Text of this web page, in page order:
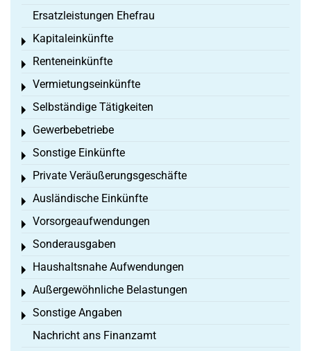
Ersatzleistungen Ehefrau
Kapitaleinkünfte
Toggle menu
Renteneinkünfte
Toggle menu
Vermietungseinkünfte
Toggle menu
Selbständige Tätigkeiten
Toggle menu
Gewerbebetriebe
Toggle menu
Sonstige Einkünfte
Toggle menu
Private Veräußerungsgeschäfte
Toggle menu
Ausländische Einkünfte
Toggle menu
Vorsorgeaufwendungen
Toggle menu
Sonderausgaben
Toggle menu
Haushaltsnahe Aufwendungen
Toggle menu
Außergewöhnliche Belastungen
Toggle menu
Sonstige Angaben
Toggle menu
Nachricht ans Finanzamt